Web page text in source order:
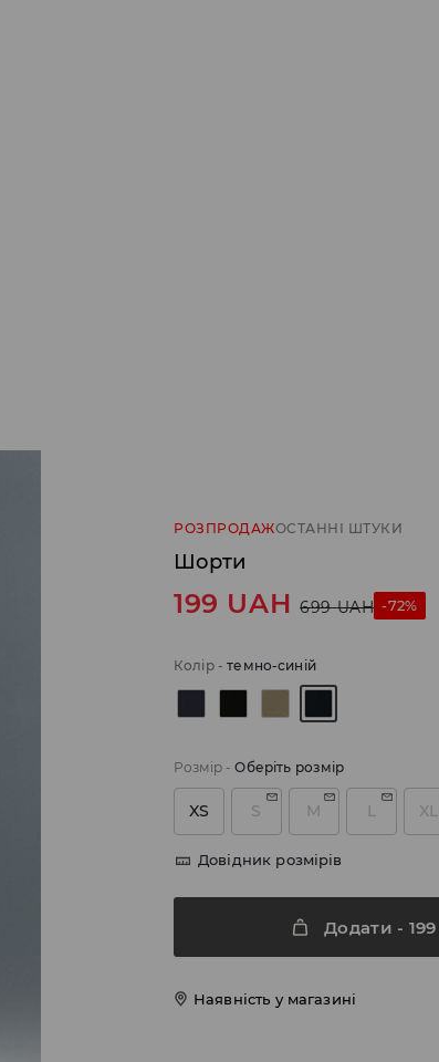
РОЗПРОДАЖОСТАННІ ШТУКИ
Шорти
199 UAH 699 UAH -72%
Колір-темно-синій
Розмір-Оберіть розмір
XS S M L XL
Довідник розмірів
Додати - 199
Наявність у магазині